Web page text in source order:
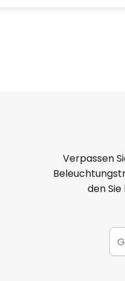
Beleuchtung in
Apotheken,
Verpassen
den